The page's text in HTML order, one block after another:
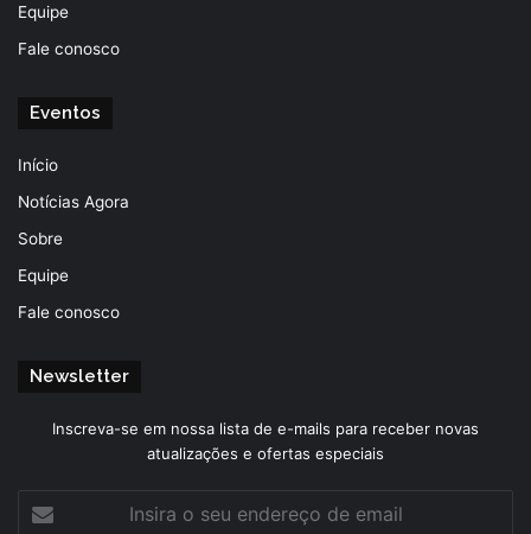
Equipe
Fale conosco
Eventos
Início
Notícias Agora
Sobre
Equipe
Fale conosco
Newsletter
Inscreva-se em nossa lista de e-mails para receber novas
atualizações e ofertas especiais